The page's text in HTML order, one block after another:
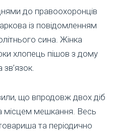
до правоохоронців
із повідомленням
сина. Жінка
хлопець пішов з дому
що впродовж двох діб
місцем мешкання. Весь
та періодично